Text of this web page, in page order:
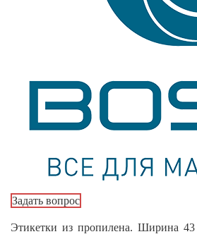
Задать вопрос
Этикетки из пропилена. Ширина